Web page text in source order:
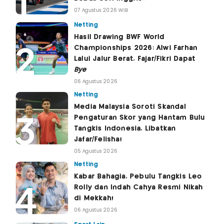
07 Agustus 2026 WIB
Netting
Hasil Drawing BWF World
Championships 2026: Alwi Farhan
Lalui Jalur Berat, Fajar/Fikri Dapat
Bye
06 Agustus 2026
Netting
Media Malaysia Soroti Skandal
Pengaturan Skor yang Hantam Bulu
Tangkis Indonesia, Libatkan
Jafar/Felisha!
05 Agustus 2026
Netting
Kabar Bahagia, Pebulu Tangkis Leo
Rolly dan Indah Cahya Resmi Nikah
di Mekkah!
06 Agustus 2026